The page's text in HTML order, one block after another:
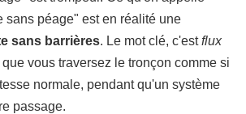
sans péage" est en réalité une
sans barrières. Le mot clé, c'estflux
vous traversez le tronçon comme si
normale, pendant qu'un système
passage.